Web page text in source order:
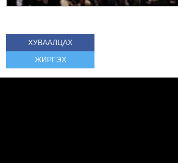
ХУВААЛЦАХ
ЖИРГЭХ